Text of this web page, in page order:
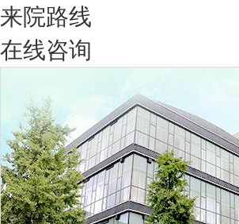
来院路线
在线咨询